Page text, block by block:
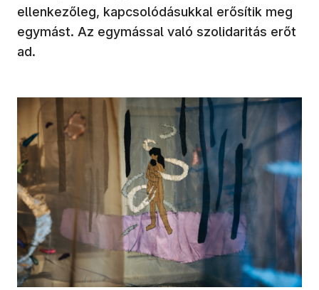
ellenkezőleg, kapcsolódásukkal erősítik meg
egymást. Az egymással való szolidaritás erőt
ad.